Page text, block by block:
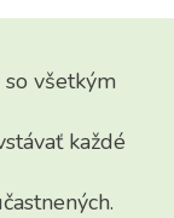
so všetkým
každé